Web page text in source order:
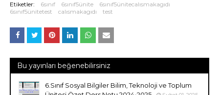
Etiketler: 6sınıf 6sınıf5ünite
6sınıf5ünitecalısmakagıdı
6sınıf5ünitetest
calısmakagıdı test
Bu yayınları beğenebilirsiniz
6.Sınıf Sosyal Bilgiler Bilim, Teknoloji ve Toplum